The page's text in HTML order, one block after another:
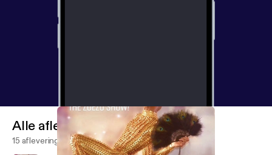
Alle afleveringen
15 afleveringen